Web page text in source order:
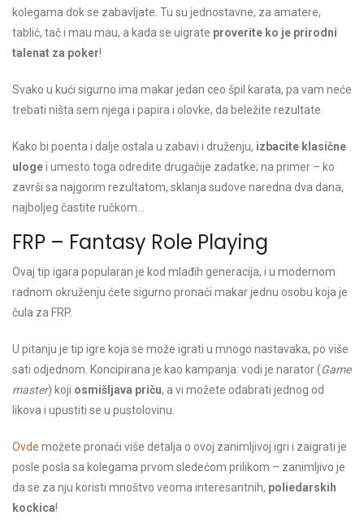
kolegama dok se zabavljate. Tu su jednostavne, za amatere,
tablić, tač i mau mau, a kada se uigrate proverite ko je prirodni
talenat za poker!
Svako u kući sigurno ima makar jedan ceo špil karata, pa vam neće
trebati ništa sem njega i papira i olovke, da beležite rezultate.
Kako bi poenta i dalje ostala u zabavi i druženju, izbacite klasične
ulogei umesto toga odredite drugačije zadatke; na primer – ko
završi sa najgorim rezultatom, sklanja sudove naredna dva dana,
najboljeg častite ručkom…
FRP – Fantasy Role Playing
Ovaj tip igara popularan je kod mlađih generacija, i u modernom
radnom okruženju ćete sigurno pronaći makar jednu osobu koja je
čula za FRP.
U pitanju je tip igre koja se može igrati u mnogo nastavaka, po više
sati odjednom. Koncipirana je kao kampanja: vodi je narator (Game
master) koji osmišljava priču, a vi možete odabrati jednog od
likova i upustiti se u pustolovinu.
Ovde možete pronaći više detalja o ovoj zanimljivoj igri i zaigrati je
posle posla sa kolegama prvom sledećom prilikom – zanimljivo je
da se za nju koristi mnoštvo veoma interesantnih, poliedarskih
kockica!